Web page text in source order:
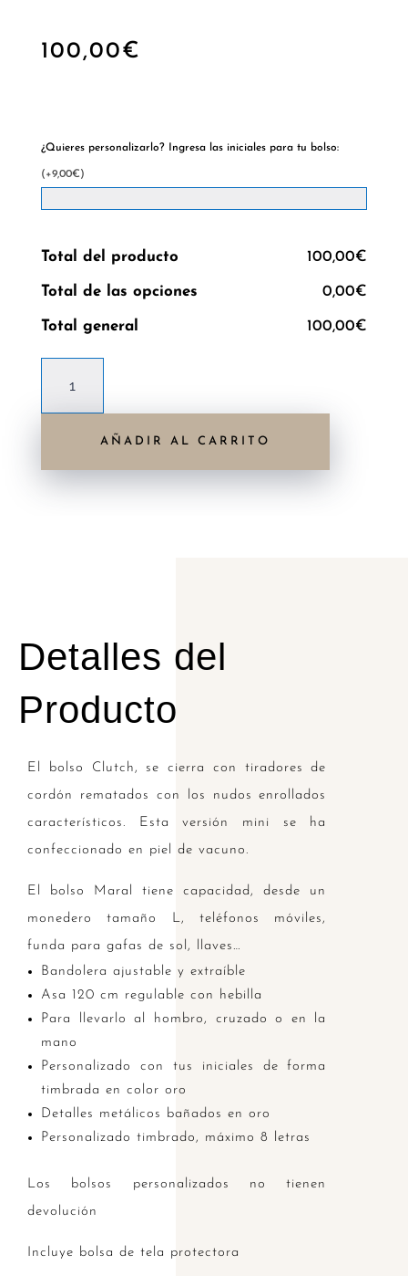
100,00€
¿Quieres personalizarlo? Ingresa las iniciales para tu bolso:
(+9,00€)
Total del producto 100,00€
Total de las opciones 0,00€
Total general 100,00€
piel
AÑADIR AL CARRITO
Detalles del
Producto
El bolso Clutch, se cierra con tiradores de
cordón rematados con los nudos enrollados
característicos. Esta versión mini se ha
confeccionado en piel de vacuno.
El bolso Maral tiene capacidad, desde un
monedero tamaño L, teléfonos móviles,
funda para gafas de sol, llaves…
Bandolera ajustable y extraíble
Asa 120 cm regulable con hebilla
Para llevarlo al hombro, cruzado o en la
mano
Personalizado con tus iniciales de forma
timbrada en color oro
Detalles metálicos bañados en oro
Personalizado timbrado, máximo 8 letras
Los bolsos personalizados no tienen
devolución
Incluye bolsa de tela protectora